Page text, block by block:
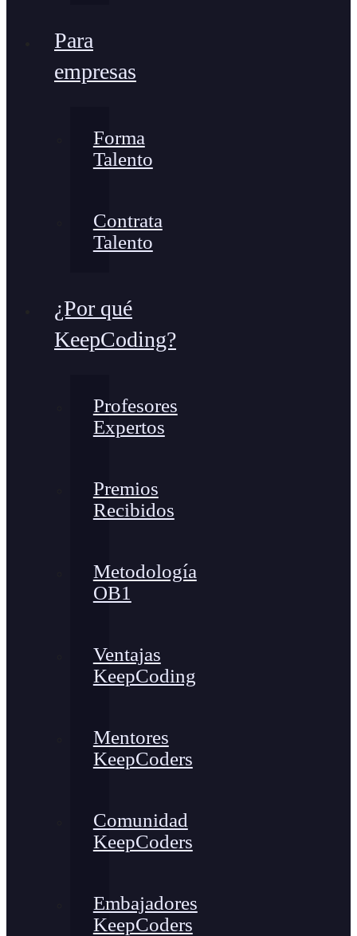
Para
empresas
Forma
Talento
Contrata
Talento
¿Por qué
KeepCoding?
Profesores
Expertos
Premios
Recibidos
Metodología
OB1
Ventajas
KeepCoding
Mentores
KeepCoders
Comunidad
KeepCoders
Embajadores
KeepCoders